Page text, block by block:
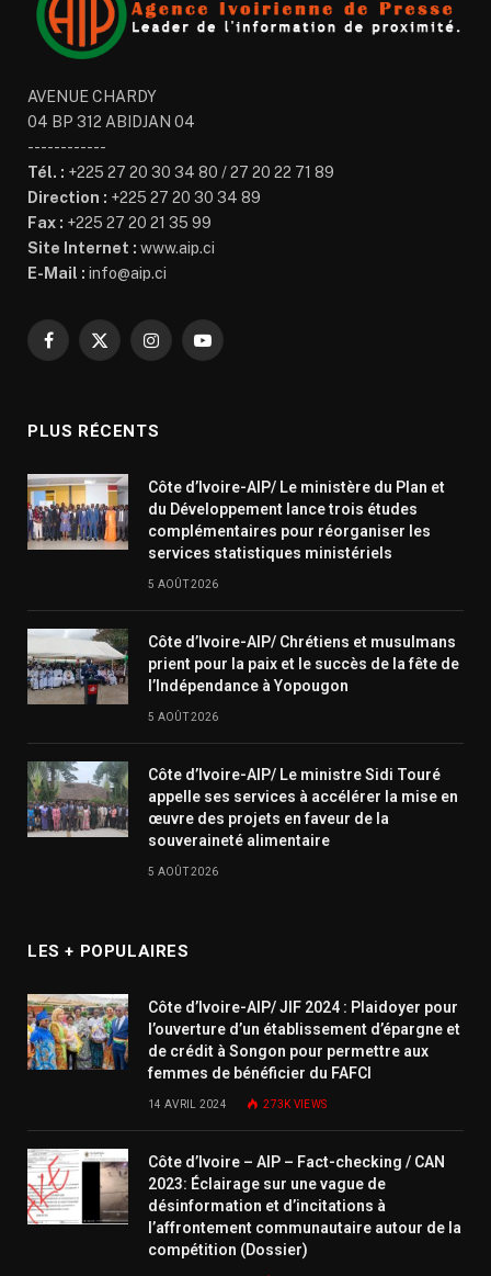
AVENUE CHARDY
04 BP 312 ABIDJAN 04
------------
Tél. : +225 27 20 30 34 80 / 27 20 22 71 89
Direction : +225 27 20 30 34 89
Fax : +225 27 20 21 35 99
Site Internet : www.aip.ci
E-Mail : info@aip.ci
Facebook
X
InstagramYouTube
PLUS RÉCENTS
Côte d’Ivoire-AIP/ Le ministère du Plan et
du Développement lance trois études
complémentaires pour réorganiser les
services statistiques ministériels
5 AOÛT 2026
Côte d’Ivoire-AIP/ Chrétiens et musulmans
prient pour la paix et le succès de la fête de
l’Indépendance à Yopougon
5 AOÛT 2026
Côte d’Ivoire-AIP/ Le ministre Sidi Touré
appelle ses services à accélérer la mise en
œuvre des projets en faveur de la
souveraineté alimentaire
5 AOÛT 2026
LES + POPULAIRES
Côte d’Ivoire-AIP/ JIF 2024 : Plaidoyer pour
l’ouverture d’un établissement d’épargne et
de crédit à Songon pour permettre aux
femmes de bénéficier du FAFCI
14 AVRIL 2024 273KVIEWS
Côte d’Ivoire – AIP – Fact-checking / CAN
2023: Éclairage sur une vague de
désinformation et d’incitations à
l’affrontement communautaire autour de la
compétition (Dossier)